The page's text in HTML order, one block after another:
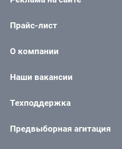
Прайс-лист
О компании
Наши вакансии
Техподдержка
Предвыборная агитация